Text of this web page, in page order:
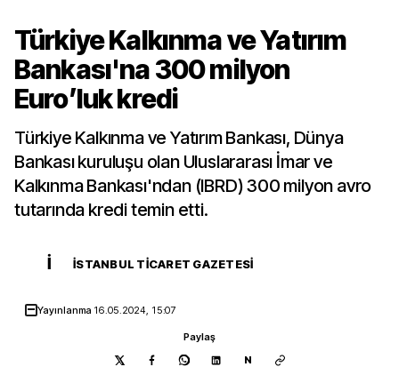
Türkiye Kalkınma ve Yatırım
Bankası'na 300 milyon
Euro’luk kredi
Türkiye Kalkınma ve Yatırım Bankası, Dünya
Bankası kuruluşu olan Uluslararası İmar ve
Kalkınma Bankası'ndan (IBRD) 300 milyon avro
tutarında kredi temin etti.
İ İSTANBUL TICARET GAZETESI
Yayınlanma 16.05.2024, 15:07
Paylaş
N